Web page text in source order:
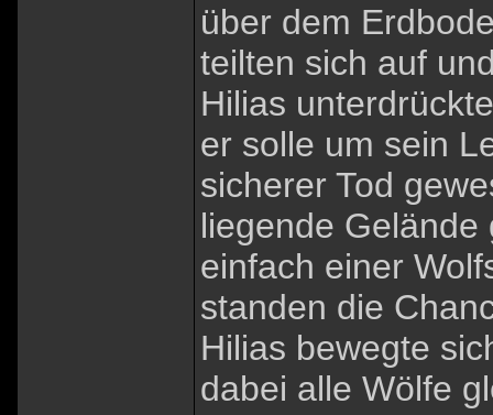
über dem
teilten sich auf
Hilias
er solle um sein
sicherer Tod
liegende
einfach einer
standen die
Hilias bewegte
dabei alle Wölfe